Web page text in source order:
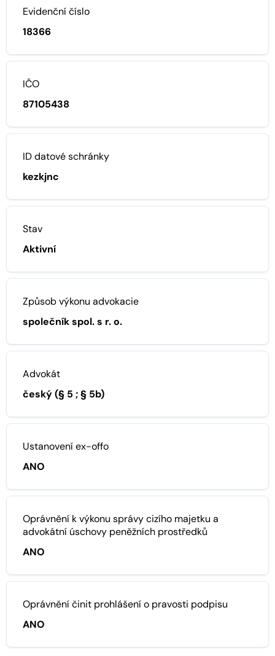
Evidenční číslo
18366
IČO
87105438
ID datové schránky
kezkjnc
Stav
Aktivní
Způsob výkonu advokacie
společník spol. s r. o.
Advokát
český (§ 5 ; § 5b)
Ustanovení ex-offo
ANO
Oprávnění k výkonu správy cizího majetku a
advokátní úschovy peněžních prostředků
ANO
Oprávnění činit prohlášení o pravosti podpisu
ANO